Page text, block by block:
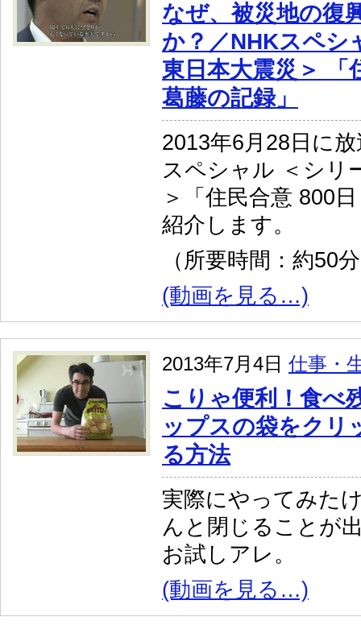
なぜ、被災地の復
か？／NHKスペシ
東日本大震災＞ 「
葛藤の記録」
2013年6月28日に
スペシャル ＜シリ
＞「住民合意 800
紹介します。
（所要時間：約50
(動画を見る…)
2013年7月4日 仕事・
こりゃ便利！食べ
ップスの袋をクリ
る方法
実際にやってみた
んと閉じることが
お試しアレ。
(動画を見る…)